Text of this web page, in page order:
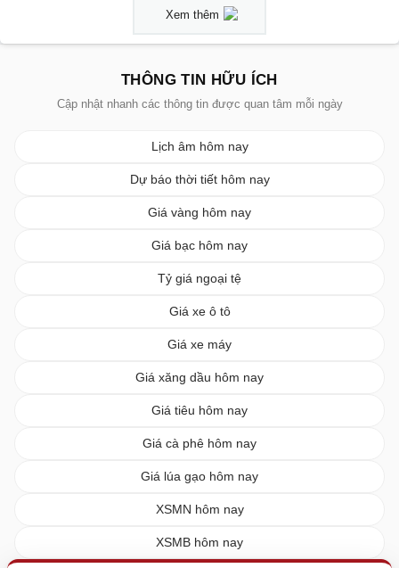
Xem thêm
THÔNG TIN HỮU ÍCH
Cập nhật nhanh các thông tin được quan tâm mỗi ngày
Lịch âm hôm nay
Dự báo thời tiết hôm nay
Giá vàng hôm nay
Giá bạc hôm nay
Tỷ giá ngoại tệ
Giá xe ô tô
Giá xe máy
Giá xăng dầu hôm nay
Giá tiêu hôm nay
Giá cà phê hôm nay
Giá lúa gạo hôm nay
XSMN hôm nay
XSMB hôm nay